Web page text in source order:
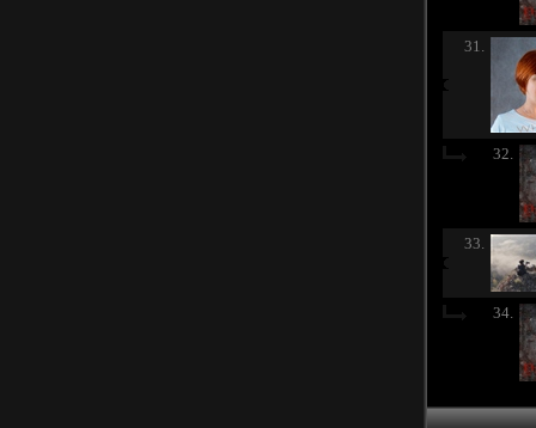
31.
32.
33.
34.